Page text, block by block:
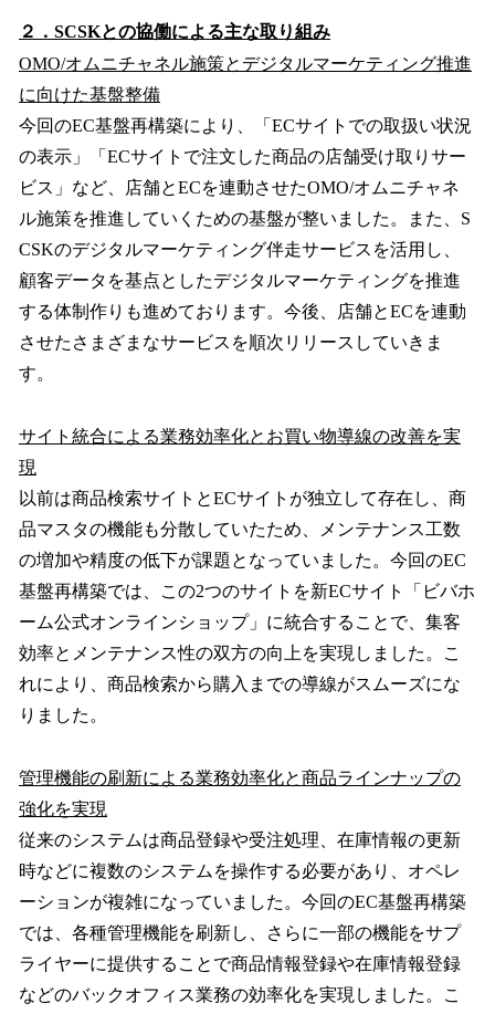
２．SCSKとの協働による主な取り組み
OMO/オムニチャネル施策とデジタルマーケティング推進
に向けた基盤整備
今回のEC基盤再構築により、「ECサイトでの取扱い状況
の表示」「ECサイトで注文した商品の店舗受け取りサー
ビス」など、店舗とECを連動させたOMO/オムニチャネ
ル施策を推進していくための基盤が整いました。また、S
CSKのデジタルマーケティング伴走サービスを活用し、
顧客データを基点としたデジタルマーケティングを推進
する体制作りも進めております。今後、店舗とECを連動
させたさまざまなサービスを順次リリースしていきま
す。
サイト統合による業務効率化とお買い物導線の改善を実
現
以前は商品検索サイトとECサイトが独立して存在し、商
品マスタの機能も分散していたため、メンテナンス工数
の増加や精度の低下が課題となっていました。今回のEC
基盤再構築では、この2つのサイトを新ECサイト「ビバホ
ーム公式オンラインショップ」に統合することで、集客
効率とメンテナンス性の双方の向上を実現しました。こ
れにより、商品検索から購入までの導線がスムーズにな
りました。
管理機能の刷新による業務効率化と商品ラインナップの
強化を実現
従来のシステムは商品登録や受注処理、在庫情報の更新
時などに複数のシステムを操作する必要があり、オペレ
ーションが複雑になっていました。今回のEC基盤再構築
では、各種管理機能を刷新し、さらに一部の機能をサプ
ライヤーに提供することで商品情報登録や在庫情報登録
などのバックオフィス業務の効率化を実現しました。こ